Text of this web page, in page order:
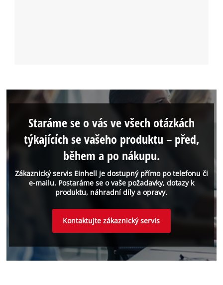
Zákaznický servis Einhell je dostupný přímo po telefonu či
e-mailu. Postaráme se o vaše požadavky, dotazy k
produktu, náhradní díly a opravy.
Staráme se o vás ve všech otázkách
týkajících se vašeho produktu – před,
během a po nákupu.
Kontaktujte zákaznický servis